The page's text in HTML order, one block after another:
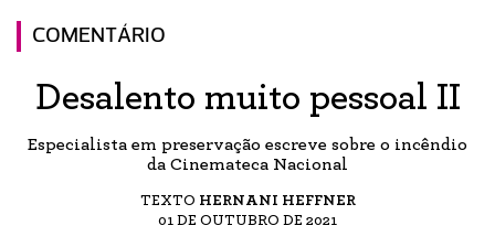
COMENTÁRIO
Desalento muito pessoal II
Especialista em preservação escreve sobre o incêndio
da Cinemateca Nacional
TEXTO HERNANI HEFFNER
01 DE OUTUBRO DE 2021